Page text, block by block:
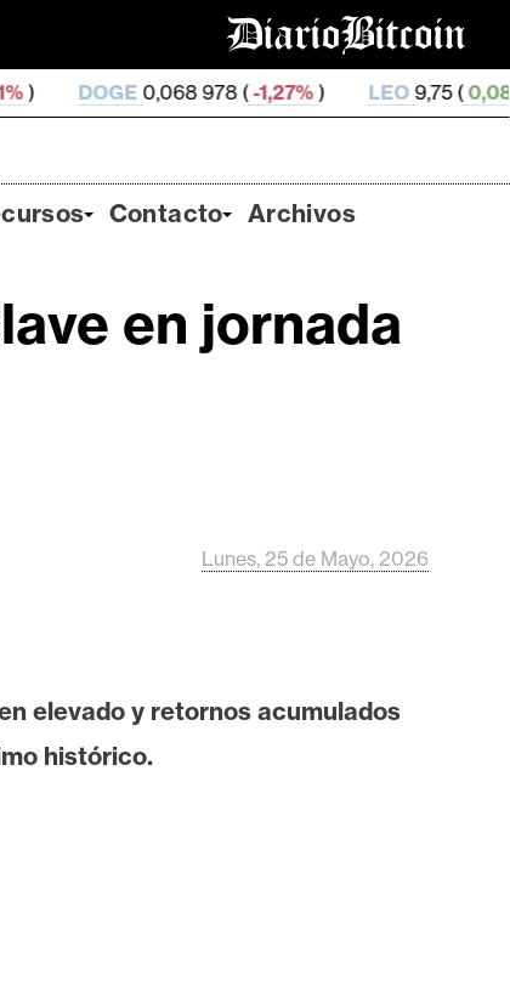
0,068 978 (-1,27%) LEO9,75 ( 0,08%) ZEC
Contacto Archivos
en jornada
Lunes, 25 de Mayo, 2026
elevado y retornos acumulados
histórico.